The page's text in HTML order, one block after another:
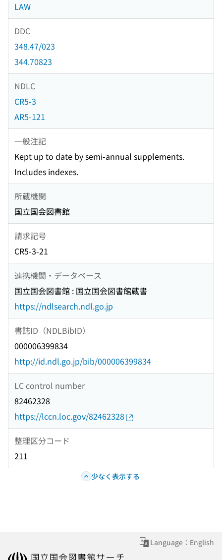
LAW
DDC
348.47/023
344.70823
NDLC
CR5-3
AR5-121
一般注記
Kept up to date by semi-annual supplements.
Includes indexes.
所蔵機関
国立国会図書館
請求記号
CR5-3-21
連携機関・データベース
国立国会図書館 : 国立国会図書館蔵書
https://ndlsearch.ndl.go.jp
書誌ID（NDLBibID）
000006399834
http://id.ndl.go.jp/bib/000006399834
LC control number
82462328
https://lccn.loc.gov/82462328
整理区分コード
211
少なく表示する
Language：English